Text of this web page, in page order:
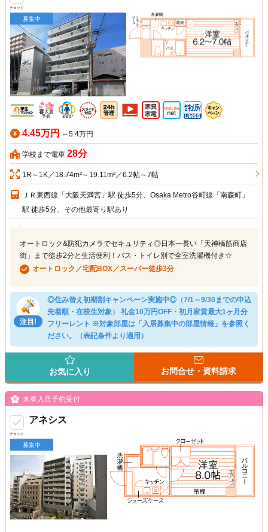
チェック
募集中
4.45万円 ～5.4万円
学校まで電車 28分
1R～1K／18.74m²～19.11m²／6.2帖～7帖
ＪＲ東西線「大阪天満宮」駅 徒歩5分、Osaka Metro谷町線「南森町」
駅 徒歩5分、その他最寄り駅あり
オートロック&防犯カメラでセキュリティ◎日本一長い「天神橋筋商店
街」まで徒歩2分と生活便利！バス・トイレ別で全室洗濯機付き☆
オートロック／宅配BOX／スーパー徒歩3分
◎住み替え初期割キャンペーン実施中◎（7/1～9/30までの申込
先着順・在校生対象） 礼金10万円OFF・初月家賃最大1ヶ月分
フリーレント ※対象部屋は「入居募集中の部屋情報」を参照く
ださい。（表記条件より適用）
お気に入り お問合せ・資料請求
チェック
来春入居予約受付
アネシス
募集中